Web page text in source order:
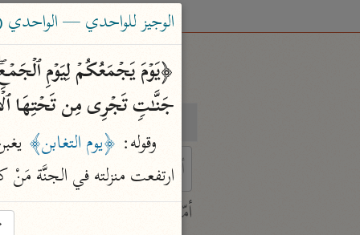
بحث تفسير
characters for results.
أمّهات
الوجيز للواحدي — الواحدي (٤٦٨
جَنَّـٰتࣲ تَجۡرِی مِن تَحۡتِهَا
وقوله: ﴿يوم التغابن﴾
ارتفعت منزلته في الجنَّة